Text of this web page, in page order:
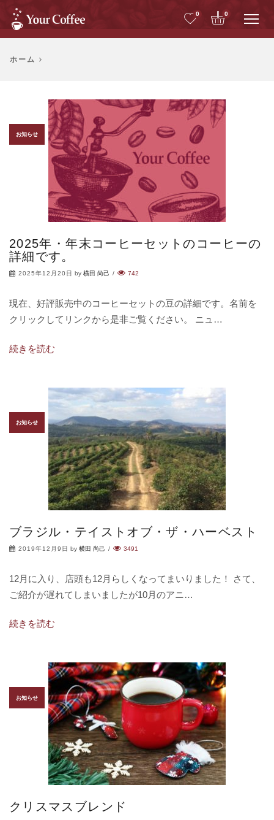
0 0
ホーム
お知らせ
2025年・年末コーヒーセットのコーヒーの
詳細です。
2025年12月20日 by 横田 尚己 / 742
現在、好評販売中のコーヒーセットの豆の詳細です。名前を
クリックしてリンクから是非ご覧ください。 ニュ…
続きを読む
お知らせ
ブラジル・テイストオブ・ザ・ハーベスト
2019年12月9日 by 横田 尚己 / 3491
12月に入り、店頭も12月らしくなってまいりました！ さて、
ご紹介が遅れてしまいましたが10月のアニ…
続きを読む
お知らせ
クリスマスブレンド